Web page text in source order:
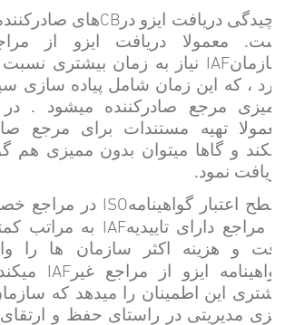
پیچیدگی دریافت ایزو در CBهای
است. معمولا دریافت ایزو از
سازمانIAF نیاز به زمان بیشتری
دارد ، که این زمان شامل پیاده سازی
ممیزی مرجع صادرکننده میشود . در
معمولا تهیه مستندات برای مرجع
میکند و گاها میتوان بدون ممیزی هم
دریافت نمود.
سطح اعتبار گواهینامهISO در مراجع
از مراجع دارای تاییدیهIAF به مراتب
وقت و هزینه اکثر سازمان ها را
گواهینامه ایزو از مراجع غیر IAF
مشتری این اطمینان را میدهد که
ریزی مدیریتی در راستای حفظ و